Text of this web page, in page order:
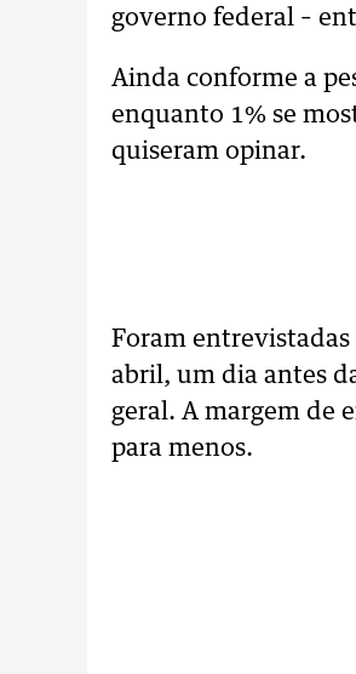
governo federal –
Ainda conforme a
enquanto 1% se
quiseram opinar.
Foram entrevistadas
abril, um dia antes
geral. A margem de
para menos.